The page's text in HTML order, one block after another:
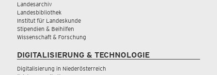
Landesarchiv
Landesbibliothek
Institut für Landeskunde
Stipendien & Beihilfen
Wissenschaft & Forschung
DIGITALISIERUNG & TECHNOLOGIE
Digitalisierung in Niederösterreich